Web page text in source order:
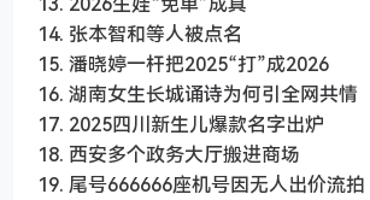
14. 张本智和等人被点名
15. 潘晓婷一杆把2025“打”成2026
16. 湖南女生长城诵诗为何引全网共情
17. 2025四川新生儿爆款名字出炉
18. 西安多个政务大厅搬进商场
19. 尾号666666座机号因无人出价流拍